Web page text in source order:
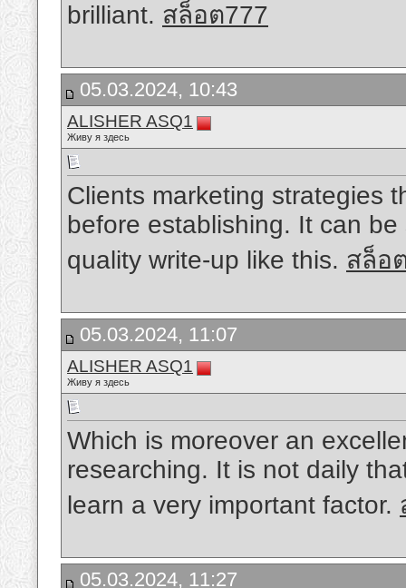
brilliant. สล็อต777
05.03.2024, 10:43
ALISHER ASQ1
Живу я здесь
Clients marketing strategies
before establishing. It can
quality write-up like this. สล็อ
05.03.2024, 11:07
ALISHER ASQ1
Живу я здесь
Which is moreover an
researching. It is not daily
learn a very important factor.
05.03.2024, 11:27